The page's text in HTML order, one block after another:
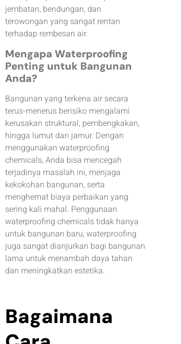
jembatan, bendungan, dan
terowongan yang sangat rentan
terhadap rembesan air.
Mengapa Waterproofing
Penting untuk Bangunan
Anda?
Bangunan yang terkena air secara
terus-menerus berisiko mengalami
kerusakan struktural, pembengkakan,
hingga lumut dan jamur. Dengan
menggunakan waterproofing
chemicals, Anda bisa mencegah
terjadinya masalah ini, menjaga
kekokohan bangunan, serta
menghemat biaya perbaikan yang
sering kali mahal. Penggunaan
waterproofing chemicals tidak hanya
untuk bangunan baru, waterproofing
juga sangat dianjurkan bagi bangunan
lama untuk menambah daya tahan
dan meningkatkan estetika.
Bagaimana